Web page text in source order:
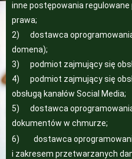
inne postępowania
prawa;
2) dostawca
domena);
3) podmiot zajmujący się
4) podmiot zajmujący się
obsługą kanałów Social Media;
5) dostawca
dokumentów w chmurze;
6) dostawca
i zakresem przetwarzanych